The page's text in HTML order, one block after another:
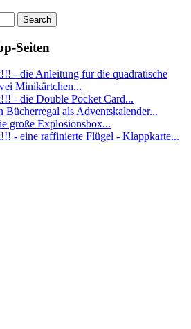
Seiten
- die Anleitung für die quadratische
Minikärtchen...
- die Double Pocket Card...
Bücherregal als Adventskalender...
große Explosionsbox...
- eine raffinierte Flügel - Klappkarte...